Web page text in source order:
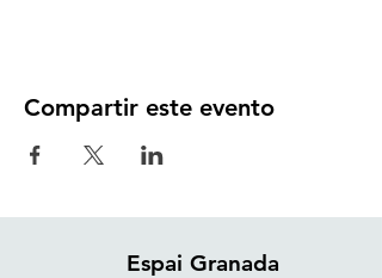
Compartir este evento
Espai Granada